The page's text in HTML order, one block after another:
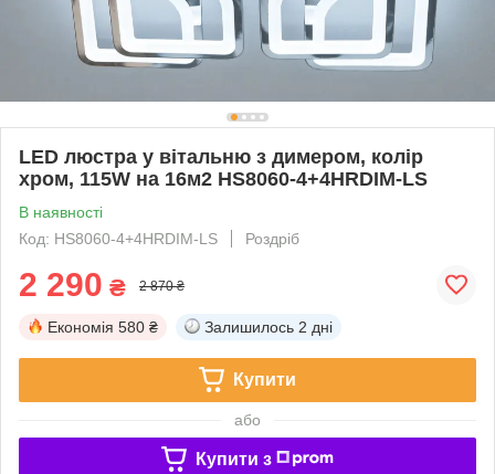
LED люстра у вітальню з димером, колір
хром, 115W на 16м2 HS8060-4+4HRDIM-LS
В наявності
Код: HS8060-4+4HRDIM-LS
Роздріб
2 290 ₴ 2 870 ₴
Економія 580 ₴ Залишилось 2 дні
Купити
або
Купити з